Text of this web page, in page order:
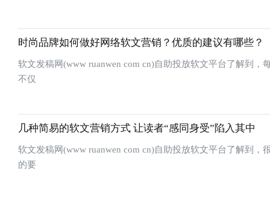
时尚品牌如何做好网络软文营销？优质的建议有哪些？
软文发稿网(www ruanwen com cn)自助投放软文平台了解到
不仅
几种简易的软文营销方式 让读者“感同身受”陷入其中
软文发稿网(www ruanwen com cn)自助投放软文平台了解到
的要